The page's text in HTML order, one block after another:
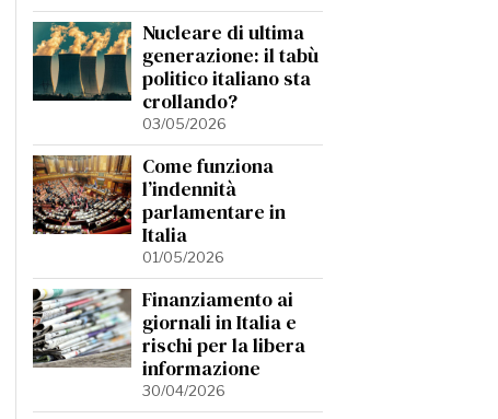
Nucleare di ultima
generazione: il tabù
politico italiano sta
crollando?
03/05/2026
Come funziona
l’indennità
parlamentare in
Italia
01/05/2026
Finanziamento ai
giornali in Italia e
rischi per la libera
informazione
30/04/2026